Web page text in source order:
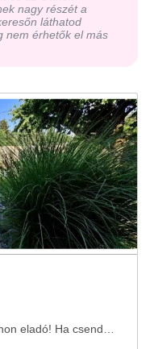
nagy részét a
láthatod
nem érhetők el más